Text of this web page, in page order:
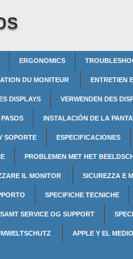
ERGONOMICS
DU MONITEUR ENTRETIEN
DISPLAYS VERWENDEN DES
INSTALACIÓN DE LA
SOPORTE ESPECIFICACIONES
PROBLEMEN MET HET
IL MONITOR SICUREZZA E
SPECIFICHE TECNICHE
SERVICE OG SUPPORT
APPLE Y EL